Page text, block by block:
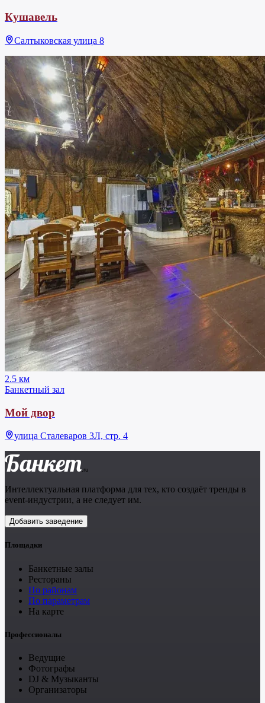
Кушавель
Салтыковская улица 8
2.5 км
Банкетный зал
Мой двор
улица Сталеваров 3Л, стр. 4
Банкет.ru
Интеллектуальная платформа для тех, кто создаёт тренды в
event-индустрии, а не следует им.
Добавить заведение
Площадки
Банкетные залы
Рестораны
По районам
По параметрам
На карте
Профессионалы
Ведущие
Фотографы
DJ & Музыканты
Организаторы